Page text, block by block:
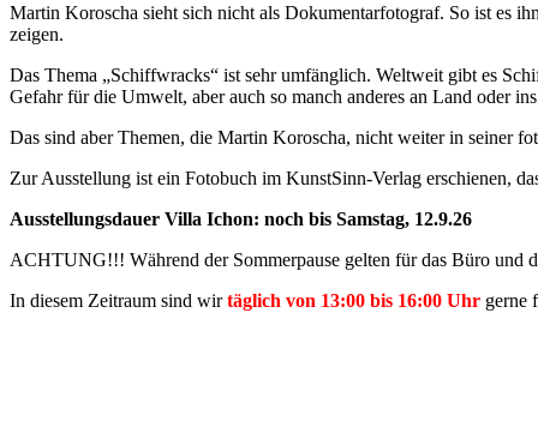
Martin Koroscha sieht sich nicht als Dokumentarfotograf. So ist es
zeigen.
Das Thema „Schiffwracks“ ist sehr umfänglich. Weltweit gibt es
Gefahr für die Umwelt, aber auch so manch anderes an Land oder
Das sind aber Themen, die Martin Koroscha, nicht weiter in seiner
Zur Ausstellung ist ein Fotobuch im KunstSinn-Verlag erschienen,
Ausstellungsdauer Villa Ichon: noch bis Samstag, 12.9.26
ACHTUNG!!! Während der Sommerpause gelten für das Büro und
In diesem Zeitraum sind wirtäglich von 13:00 bis 16:00 Uhr gerne